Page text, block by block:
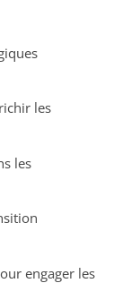
les
les
engager les